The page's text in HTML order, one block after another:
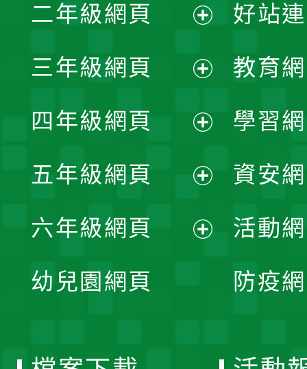
開
選
單
二年級網頁
開
選
單
三年級網頁
開
選
單
四年級網頁
開
選
五年級網頁
開
六年級網頁
幼兒園網頁
好站
教育
學習
資安
活動
防疫